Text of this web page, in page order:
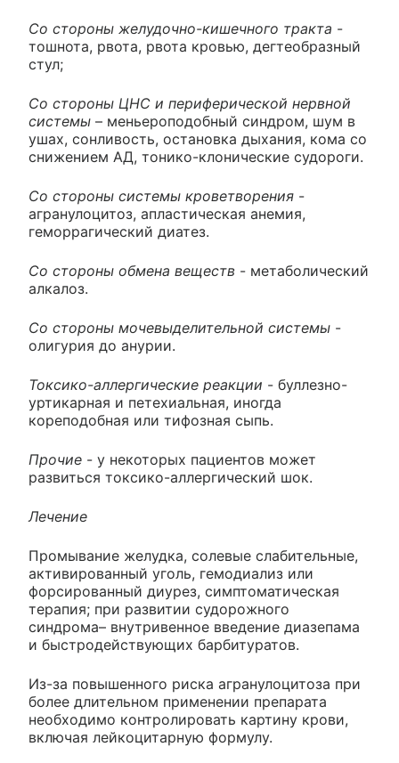
Со стороны желудочно-кишечного тракта -
тошнота, рвота, рвота кровью, дегтеобразный
стул;
Со стороны ЦНС и периферической нервной
системы – меньероподобный синдром, шум в
ушах, сонливость, остановка дыхания, кома со
снижением АД, тонико-клонические судороги.
Со стороны системы кроветворения -
агранулоцитоз, апластическая анемия,
геморрагический диатез.
Со стороны обмена веществ - метаболический
алкалоз.
Со стороны мочевыделительной системы -
олигурия до анурии.
Токсико-аллергические реакции - буллезно-
уртикарная и петехиальная, иногда
кореподобная или тифозная сыпь.
Прочие - у некоторых пациентов может
развиться токсико-аллергический шок.
Лечение
Промывание желудка, солевые слабительные,
активированный уголь, гемодиализ или
форсированный диурез, симптоматическая
терапия; при развитии судорожного
синдрома– внутривенное введение диазепама
и быстродействующих барбитуратов.
Из-за повышенного риска агранулоцитоза при
более длительном применении препарата
необходимо контролировать картину крови,
включая лейкоцитарную формулу.